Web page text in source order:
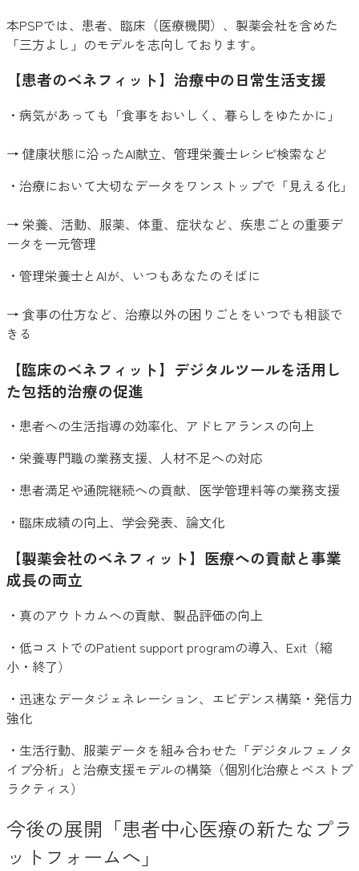
本PSPでは、患者、臨床（医療機関）、製薬会社を含めた
「三方よし」のモデルを志向しております。
【患者のベネフィット】治療中の日常生活支援
・病気があっても「食事をおいしく、暮らしをゆたかに」
→ 健康状態に沿ったAI献立、管理栄養士レシピ検索など
・治療において大切なデータをワンストップで「見える化」
→ 栄養、活動、服薬、体重、症状など、疾患ごとの重要デ
ータを一元管理
・管理栄養士とAIが、いつもあなたのそばに
→ 食事の仕方など、治療以外の困りごとをいつでも相談で
きる
【臨床のベネフィット】デジタルツールを活用し
た包括的治療の促進
・患者への生活指導の効率化、アドヒアランスの向上
・栄養専門職の業務支援、人材不足への対応
・患者満足や通院継続への貢献、医学管理料等の業務支援
・臨床成績の向上、学会発表、論文化
【製薬会社のベネフィット】医療への貢献と事業
成長の両立
・真のアウトカムへの貢献、製品評価の向上
・低コストでのPatient support programの導入、Exit（縮
小・終了）
・迅速なデータジェネレーション、エビデンス構築・発信力
強化
・生活行動、服薬データを組み合わせた「デジタルフェノタ
イプ分析」と治療支援モデルの構築（個別化治療とベストプ
ラクティス）
今後の展開「患者中心医療の新たなプラ
ットフォームへ」